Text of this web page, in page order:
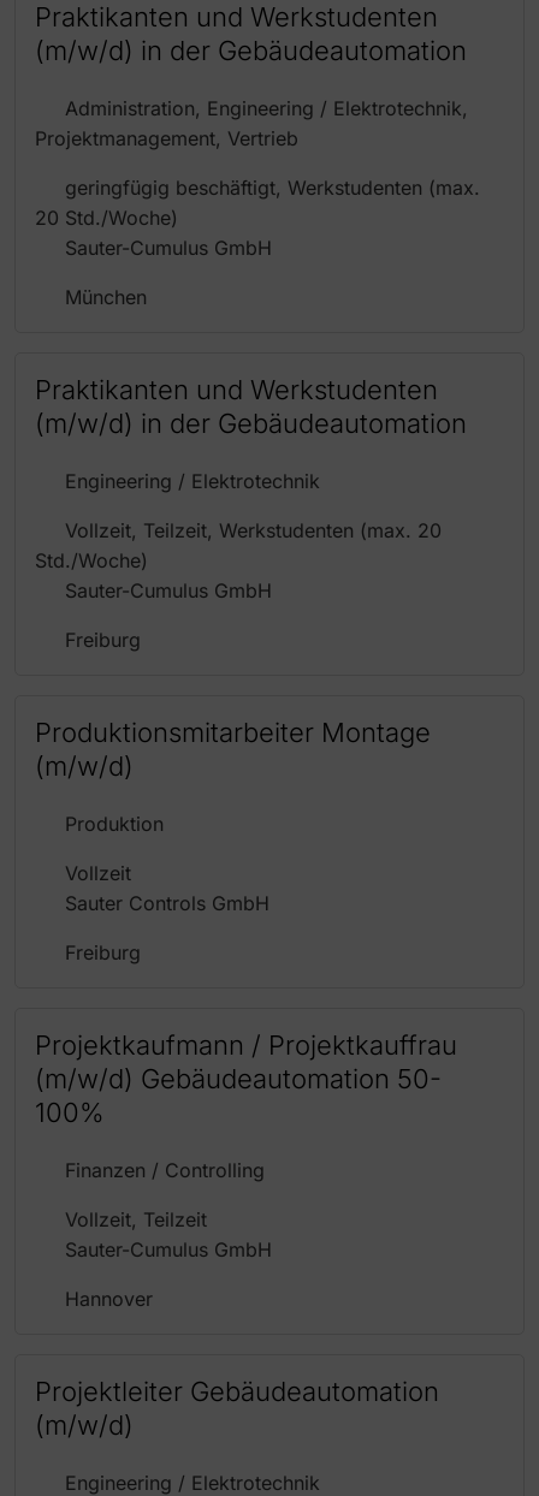
Praktikanten und Werkstudenten
(m/w/d) in der Gebäudeautomation
Administration, Engineering / Elektrotechnik,
Projektmanagement, Vertrieb
geringfügig beschäftigt, Werkstudenten (max.
20 Std./Woche)
Sauter-Cumulus GmbH
München
Praktikanten und Werkstudenten
(m/w/d) in der Gebäudeautomation
Engineering / Elektrotechnik
Vollzeit, Teilzeit, Werkstudenten (max. 20
Std./Woche)
Sauter-Cumulus GmbH
Freiburg
Produktionsmitarbeiter Montage
(m/w/d)
Produktion
Vollzeit
Sauter Controls GmbH
Freiburg
Projektkaufmann / Projektkauffrau
(m/w/d) Gebäudeautomation 50-
100%
Finanzen / Controlling
Vollzeit, Teilzeit
Sauter-Cumulus GmbH
Hannover
Projektleiter Gebäudeautomation
(m/w/d)
Engineering / Elektrotechnik